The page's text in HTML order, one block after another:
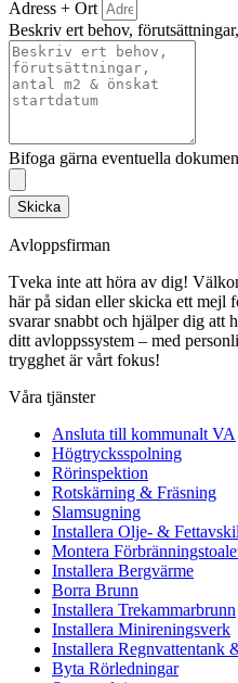
Adress + Ort
Beskriv ert behov,
Bifoga gärna eventuella
Skicka
Avloppsfirman
Tveka inte att höra av dig!
här på sidan eller skicka ett
svarar snabbt och hjälper dig att
ditt avloppssystem – med
trygghet är vårt fokus!
Våra tjänster
Ansluta till kommunalt VA
Högtrycksspolning
Rörinspektion
Rotskärning & Fräsning
Slamsugning
Installera Olje- &
Montera
Installera Bergvärme
Borra Brunn
Installera Trekammarbrunn
Installera Minireningsverk
Installera Regnvattentank
Byta Rörledningar